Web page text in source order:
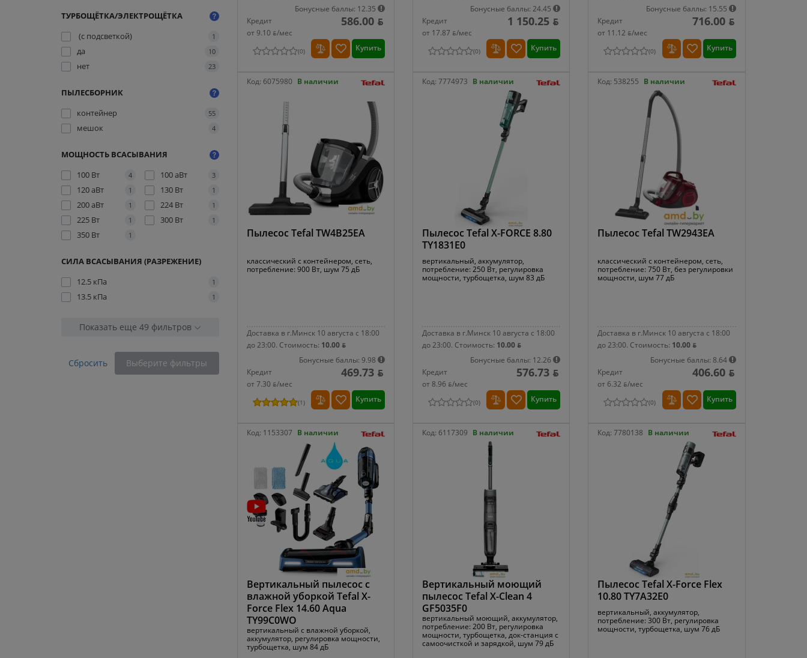
ТУРБОЩЁТКА/ЭЛЕКТРОЩЁТКА
(с подсветкой)
1
да 10
нет 23
ПЫЛЕСБОРНИК
контейнер
55
мешок 4
МОЩНОСТЬ ВСАСЫВАНИЯ
100 Вт
4 100 аВт 3
120 аВт 1 130 Вт 1
200 аВт 1 224 Вт 1
225 Вт 1 300 Вт 1
350 Вт 1
СИЛА ВСАСЫВАНИЯ (РАЗРЕЖЕНИЕ)
12.5 кПа
1
13.5 кПа 1
Показать еще 49 фильтров
Сбросить Выберите фильтры
Бонусные баллы: 12.35
Кредит
от 9.10 ƃ/мec
586.00 ƃ
(0) Купить
Бонусные баллы: 24.45
Кредит
от 17.87 ƃ/мec
1 150.25 ƃ
(0) Купить
Бонусные баллы: 15.55
Кредит
от 11.12 ƃ/мec
716.00 ƃ
(0) Купить
Код: 6075980 В наличии
Пылесос Tefal TW4B25EA
классический с контейнером, сеть,
потребление: 900 Вт, шум 75 дБ
Доставка в г.Минск 10 августа с 18:00
до 23:00. Стоимость: 10.00 ƃ
Бонусные баллы: 9.98
Кредит
от 7.30 ƃ/мec
469.73 ƃ
(1) Купить
Код: 7774973 В наличии
Пылесос Tefal X-FORCE 8.80
TY1831E0
вертикальный, аккумулятор,
потребление: 250 Вт, регулировка
мощности, турбощетка, шум 83 дБ
Доставка в г.Минск 10 августа с 18:00
до 23:00. Стоимость: 10.00 ƃ
Бонусные баллы: 12.26
Кредит
от 8.96 ƃ/мec
576.73 ƃ
(0) Купить
Код: 538255 В наличии
Пылесос Tefal TW2943EA
классический с контейнером, сеть,
потребление: 750 Вт, без регулировки
мощности, шум 77 дБ
Доставка в г.Минск 10 августа с 18:00
до 23:00. Стоимость: 10.00 ƃ
Бонусные баллы: 8.64
Кредит
от 6.32 ƃ/мec
406.60 ƃ
(0) Купить
Код: 1153307 В наличии
Вертикальный пылесос с
влажной уборкой Tefal X-
Force Flex 14.60 Aqua
TY99C0WO
вертикальный с влажной уборкой,
аккумулятор, регулировка мощности,
турбощетка, шум 84 дБ
Код: 6117309 В наличии
Вертикальный моющий
пылесос Tefal X-Clean 4
GF5035F0
вертикальный моющий, аккумулятор,
потребление: 200 Вт, регулировка
мощности, турбощетка, док-станция с
самоочисткой и зарядкой, шум 79 дБ
Код:7780138 В наличии
Пылесос Tefal X-Force Flex
10.80 TY7A32E0
вертикальный, аккумулятор,
потребление: 300 Вт, регулировка
мощности, турбощетка, шум 76 дБ